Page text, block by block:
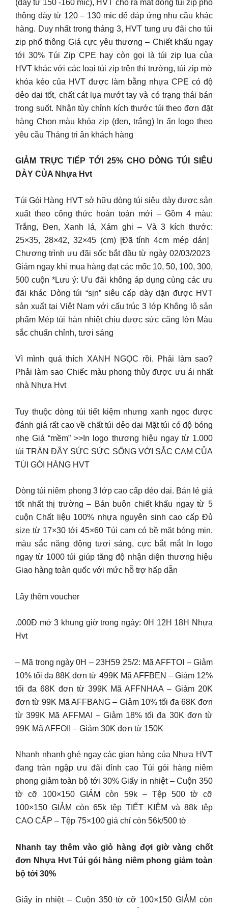
(dày từ 150 -160 mic), HVT cho ra mắt dòng túi zip phổ
thông dày từ 120 – 130 mic để đáp ứng nhu cầu khác
hàng. Duy nhất trong tháng 3, HVT tung ưu đãi cho túi
zip phổ thông Giá cực yêu thương – Chiết khấu ngay
tới 30% Túi Zip CPE hay còn gọi là túi zip lụa của
HVT khác với các loại túi zip trên thị trường, túi zip mờ
khóa kéo của HVT được làm bằng nhựa CPE có độ
dẻo dai tốt, chất cát lụa mướt tay và có trạng thái bán
trong suốt. Nhận tùy chỉnh kích thước túi theo đơn đặt
hàng Chọn màu khóa zip (đen, trắng) In ấn logo theo
yêu cầu Tháng tri ân khách hàng
GIẢM TRỰC TIẾP TỚI 25% CHO DÒNG TÚI SIÊU
DÀY CỦA Nhựa Hvt
Túi Gói Hàng HVT sở hữu dòng túi siêu dày được sản
xuất theo công thức hoàn toàn mới – Gồm 4 màu:
Trắng, Đen, Xanh lá, Xám ghi – Và 3 kích thước:
25×35, 28×42, 32×45 (cm) [Đã tính 4cm mép dán] ️
Chương trình ưu đãi sốc bắt đầu từ ngày 02/03/2023 ️
Giảm ngay khi mua hàng đạt các mốc 10, 50, 100, 300,
500 cuộn *Lưu ý: Ưu đãi không áp dụng cùng các ưu
đãi khác Dòng túi “sịn” siêu cấp dày dặn được HVT
sản xuất tại Việt Nam với cấu trúc 3 lớp Không lộ sản
phẩm Mép túi hàn nhiệt chịu được sức căng lớn Màu
sắc chuẩn chỉnh, tươi sáng
Vì mình quá thích XANH NGỌC rồi. Phải làm sao?
Phải làm sao Chiếc màu phong thủy được ưu ái nhất
nhà Nhựa Hvt
Tuy thuộc dòng túi tiết kiệm nhưng xanh ngọc được
đánh giá rất cao về chất túi dẻo dai Mặt túi có độ bóng
nhẹ Giá “mềm” >>In logo thương hiệu ngay từ 1.000
túi TRÀN ĐẦY SỨC SỨC SỐNG VỚI SẮC CAM CỦA
TÚI GÓI HÀNG HVT
Dòng túi niêm phong 3 lớp cao cấp dẻo dai. Bán lẻ giá
tốt nhất thị trường – Bán buôn chiết khấu ngay từ 5
cuộn Chất liệu 100% nhựa nguyên sinh cao cấp Đủ
size từ 17×30 tới 45×60 Túi cam có bề mặt bóng mịn,
màu sắc năng động tươi sáng, cực bắt mắt In logo
ngay từ 1000 túi giúp tăng độ nhận diện thương hiệu
Giao hàng toàn quốc với mức hỗ trợ hấp dẫn
Lây thêm voucher
.000Đ mở 3 khung giờ trong ngày: 0H 12H 18H Nhựa
Hvt
– Mã trong ngày 0H – 23H59 25/2: Mã AFFTOI – Giảm
10% tối đa 88K đơn từ 499K Mã AFFBEN – Giảm 12%
tối đa 68K đơn từ 399K Mã AFFNHAA – Giảm 20K
đơn từ 99K Mã AFFBANG – Giảm 10% tối đa 68K đơn
từ 399K Mã AFFMAI – Giảm 18% tối đa 30K đơn từ
99K Mã AFFOII – Giảm 30K đơn từ 150K
Nhanh nhanh ghé ngay các gian hàng của Nhựa HVT
đang tràn ngập ưu đãi đỉnh cao Túi gói hàng niêm
phong giảm toàn bộ tới 30% Giấy in nhiệt – Cuộn 350
tờ cỡ 100×150 GIẢM còn 59k – Tệp 500 tờ cỡ
100×150 GIẢM còn 65k tệp TIẾT KIỆM và 88k tệp
CAO CẤP – Tệp 75×100 giá chỉ còn 56k/500 tờ
Nhanh tay thêm vào giỏ hàng đợi giờ vàng chốt
đơn Nhựa Hvt Túi gói hàng niêm phong giảm toàn
bộ tới 30%
Giấy in nhiệt – Cuộn 350 tờ cỡ 100×150 GIẢM còn